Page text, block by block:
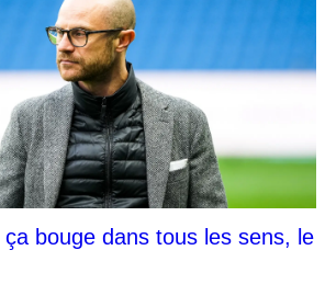
bouge dans tous les sens, le